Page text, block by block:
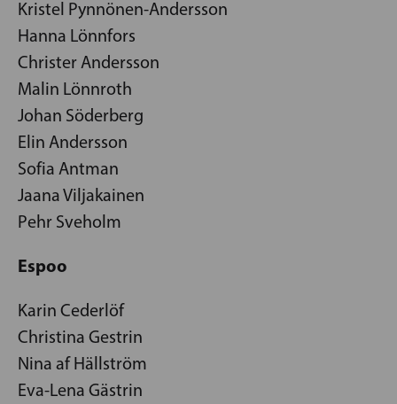
Kristel Pynnönen-Andersson
Hanna Lönnfors
Christer Andersson
Malin Lönnroth
Johan Söderberg
Elin Andersson
Sofia Antman
Jaana Viljakainen
Pehr Sveholm
Espoo
Karin Cederlöf
Christina Gestrin
Nina af Hällström
Eva-Lena Gästrin